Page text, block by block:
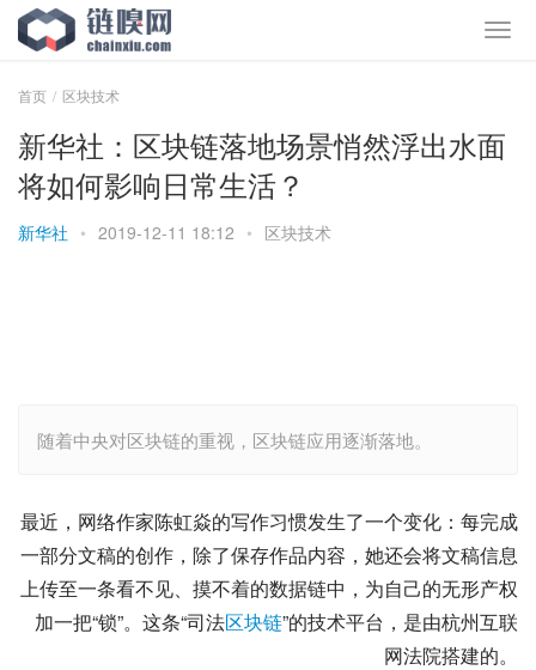
首页 区块技术
新华社：区块链落地场景悄然浮出水面
将如何影响日常生活？
新华社 • 2019-12-11 18:12 • 区块技术
随着中央对区块链的重视，区块链应用逐渐落地。
最近，网络作家陈虹焱的写作习惯发生了一个变化：每完成
一部分文稿的创作，除了保存作品内容，她还会将文稿信息
上传至一条看不见、摸不着的数据链中，为自己的无形产权
加一把“锁”。这条“司法区块链”的技术平台，是由杭州互联
网法院搭建的。